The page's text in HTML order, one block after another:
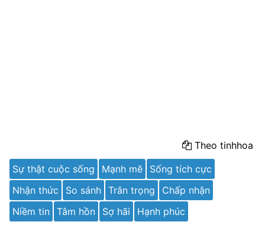
Theo tinhhoa
Sự thật cuộc sống
Mạnh mẽ
Sống tích cực
Nhận thức
So sánh Trân trọng
Chấp nhận
Niềm tin Tâm hồn Sợ hãi Hạnh phúc